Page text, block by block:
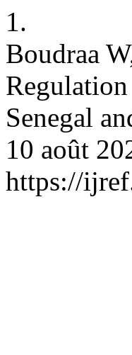
1.
Boudraa
Senegal
10 août
https://